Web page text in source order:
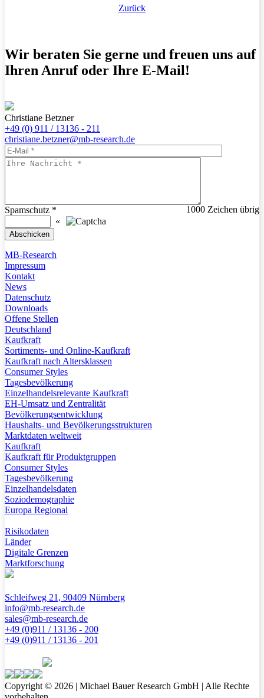
Zurück
Wir beraten Sie gerne und freuen uns auf
Ihren Anruf oder Ihre E-Mail!
Christiane Betzner
+49 (0) 911 / 13136 - 211
christiane.betzner@mb-research.de
1000 Zeichen übrig
Spamschutz *
«
MB-Research
Impressum
Kontakt
News
Datenschutz
Downloads
Offene Stellen
Deutschland
Kaufkraft
Sortiments- und Online-Kaufkraft
Kaufkraft nach Altersklassen
Consumer Styles
Tagesbevölkerung
Einzelhandelsrelevante Kaufkraft
EH-Umsatz und Zentralität
Bevölkerungsentwicklung
Haushalts- und Bevölkerungsstrukturen
Marktdaten weltweit
Kaufkraft
Kaufkraft für Produktgruppen
Consumer Styles
Tagesbevölkerung
Einzelhandelsdaten
Soziodemographie
Europa Regional
Risikodaten
Länder
Digitale Grenzen
Marktforschung
Schleifweg 21, 90409 Nürnberg
info@mb-research.de
sales@mb-research.de
+49 (0)911 / 13136 - 200
+49 (0)911 / 13136 - 201
Copyright © 2026 | Michael Bauer Research GmbH | Alle Rechte